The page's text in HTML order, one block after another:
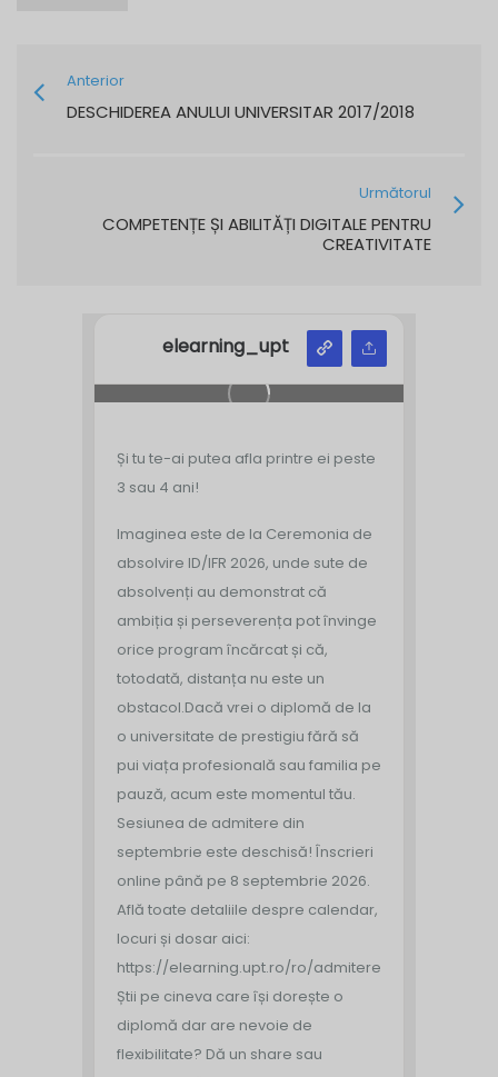
Anterior
DESCHIDEREA ANULUI UNIVERSITAR 2017/2018
Următorul
COMPETENȚE ȘI ABILITĂȚI DIGITALE PENTRU
CREATIVITATE
elearning_upt
Și tu te-ai putea afla printre ei peste
3 sau 4 ani!
Imaginea este de la Ceremonia de
absolvire ID/IFR 2026, unde sute de
absolvenți au demonstrat că
ambiția și perseverența pot învinge
orice program încărcat și că,
totodată, distanța nu este un
obstacol.Dacă vrei o diplomă de la
o universitate de prestigiu fără să
pui viața profesională sau familia pe
pauză, acum este momentul tău.
Sesiunea de admitere din
septembrie este deschisă! Înscrieri
online până pe 8 septembrie 2026.
Află toate detaliile despre calendar,
locuri și dosar aici:
https://elearning.upt.ro/ro/admitere/
Știi pe cineva care își dorește o
diplomă dar are nevoie de
flexibilitate? Dă un share sau